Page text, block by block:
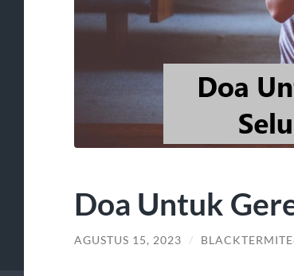
Doa Untuk
AGUSTUS 15, 2023 /